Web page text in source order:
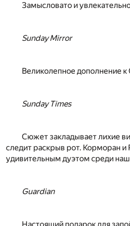
Замысловато и
Sunday Mirror
Великолепное дополнение к
Sunday Times
Сюжет закладывает лихие
следит раскрыв рот. Корморан
удивительным дуэтом среди
Guardian